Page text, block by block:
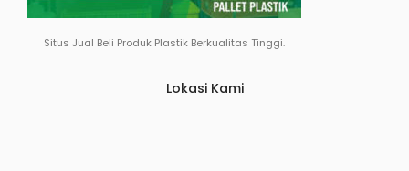
Situs Jual Beli Produk Plastik Berkualitas Tinggi.
Lokasi Kami